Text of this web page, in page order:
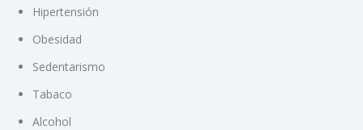
Hipertensión
Obesidad
Sedentarismo
Tabaco
Alcohol